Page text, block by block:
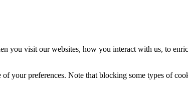
you visit our websites, how you interact with us, to
your preferences. Note that blocking some types of